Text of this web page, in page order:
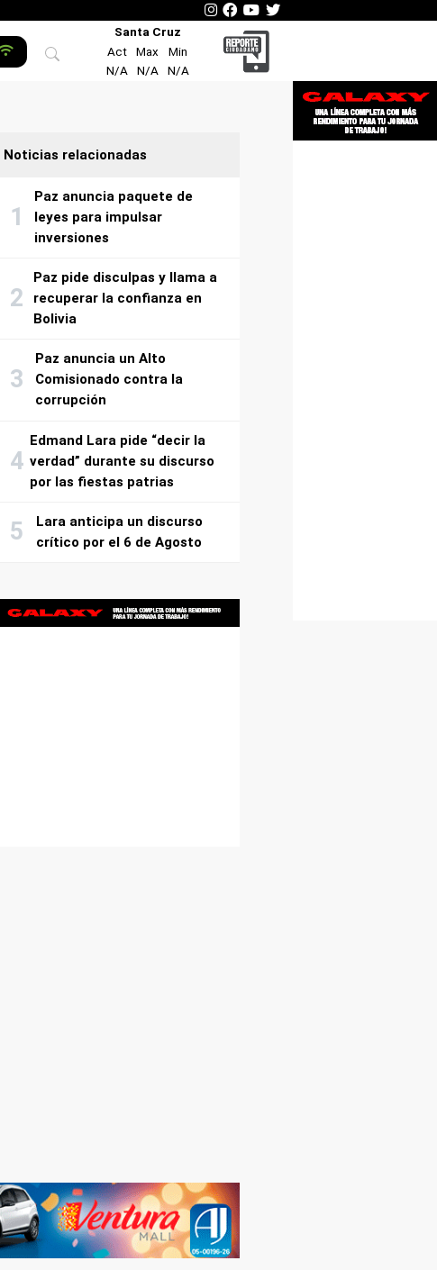
Santa Cruz
Act
Max
Min
N/A
N/A N/A
Noticias relacionadas
Paz anuncia paquete de
leyes para impulsar
inversiones
Paz pide disculpas y llama a
recuperar la confianza en
Bolivia
Paz anuncia un Alto
Comisionado contra la
corrupción
Edmand Lara pide “decir la
verdad” durante su discurso
por las fiestas patrias
Lara anticipa un discurso
crítico por el 6 de Agosto